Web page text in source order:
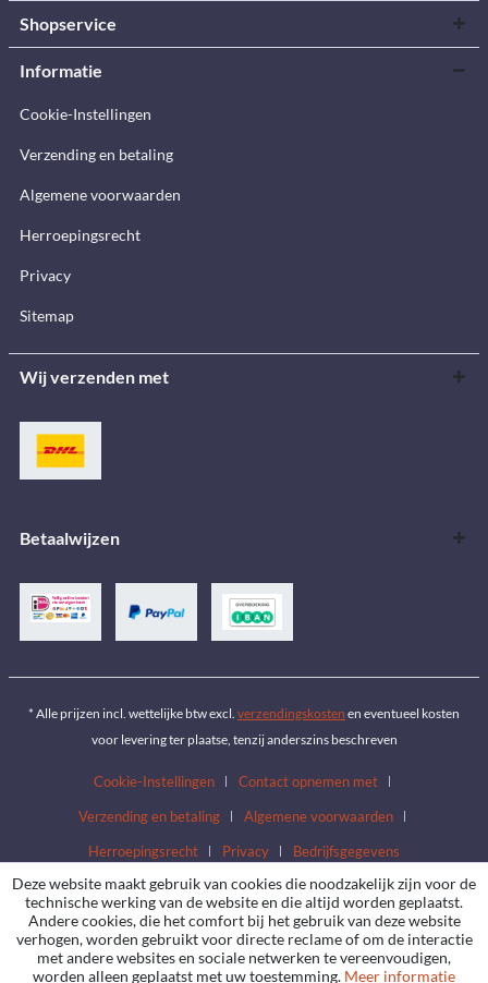
Shopservice
Informatie
Cookie-Instellingen
Verzending en betaling
Algemene voorwaarden
Herroepingsrecht
Privacy
Sitemap
Wij verzenden met
Betaalwijzen
* Alle prijzen incl. wettelijke btw excl. verzendingskosten en eventueel kosten
voor levering ter plaatse, tenzij anderszins beschreven
Cookie-Instellingen
Contact opnemen met
Verzending en betaling
Algemene voorwaarden
Herroepingsrecht
Privacy Bedrijfsgegevens
Deze website maakt gebruik van cookies die noodzakelijk zijn voor de
technische werking van de website en die altijd worden geplaatst.
Andere cookies, die het comfort bij het gebruik van deze website
verhogen, worden gebruikt voor directe reclame of om de interactie
met andere websites en sociale netwerken te vereenvoudigen,
worden alleen geplaatst met uw toestemming. Meer informatie